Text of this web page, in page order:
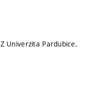
Univerzita Pardubice,